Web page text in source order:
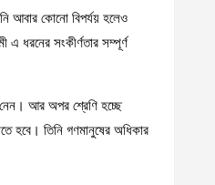
আবার কোনো বিপর্যয় হলেও
এ ধরনের সংকীর্ণতার সম্পূর্ণ
আর অপর শ্রেণি হচ্ছে
হবে। তিনি গণমানুষের অধিকার